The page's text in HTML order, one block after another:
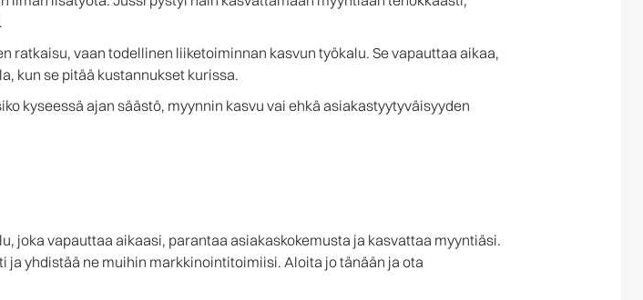
vaan todellinen liiketoiminnan kasvun työkalu. Se vapauttaa aikaa,
kun se pitää kustannukset kurissa.
kyseessä ajan säästö, myynnin kasvu vai ehkä asiakastyytyväisyyden
joka vapauttaa aikaasi, parantaa asiakaskokemusta ja kasvattaa myyntiäsi.
yhdistää ne muihin markkinointitoimiisi. Aloita jo tänään ja ota